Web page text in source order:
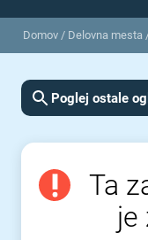
Domov / Delovna mesta
Poglej ostale
Ta
je